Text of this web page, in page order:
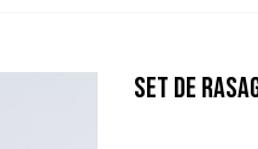
Set de